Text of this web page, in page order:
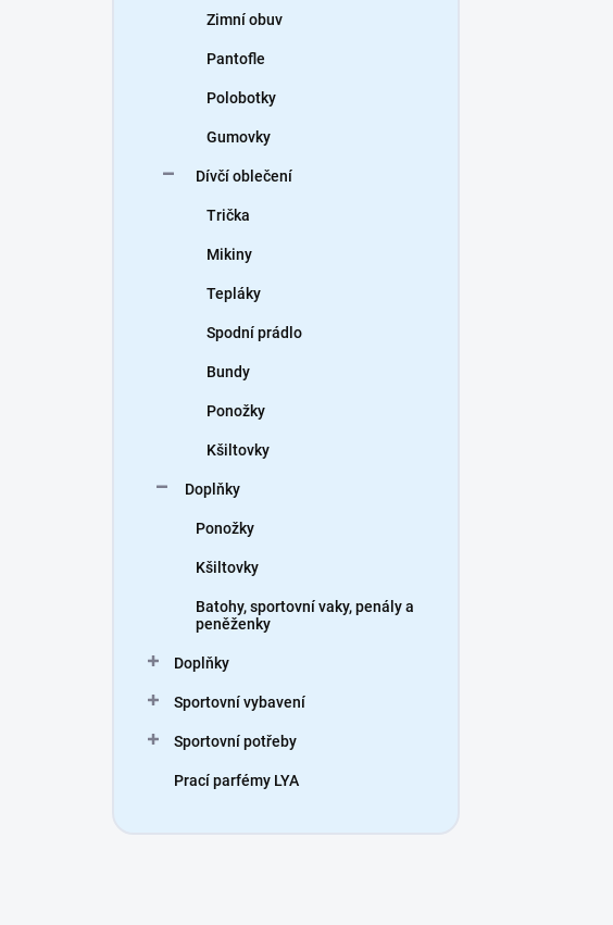
Zimní obuv
Pantofle
Polobotky
Gumovky
Dívčí oblečení
Trička
Mikiny
Tepláky
Spodní prádlo
Bundy
Ponožky
Kšiltovky
Doplňky
Ponožky
Kšiltovky
Batohy, sportovní vaky, penály a
peněženky
Doplňky
Sportovní vybavení
Sportovní potřeby
Prací parfémy LYA